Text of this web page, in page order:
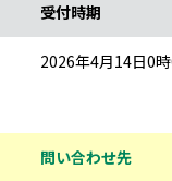
受付時期
2026年4月14日0
問い合わせ先